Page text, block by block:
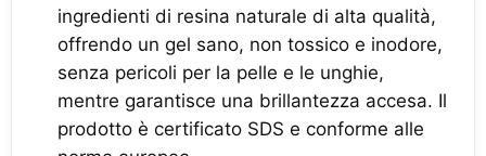
ingredienti di resina naturale di alta qualità,
offrendo un gel sano, non tossico e inodore,
senza pericoli per la pelle e le unghie,
mentre garantisce una brillantezza accesa. Il
prodotto è certificato SDS e conforme alle